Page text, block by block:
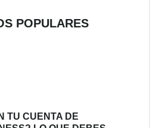
POPULARES
TU CUENTA DE